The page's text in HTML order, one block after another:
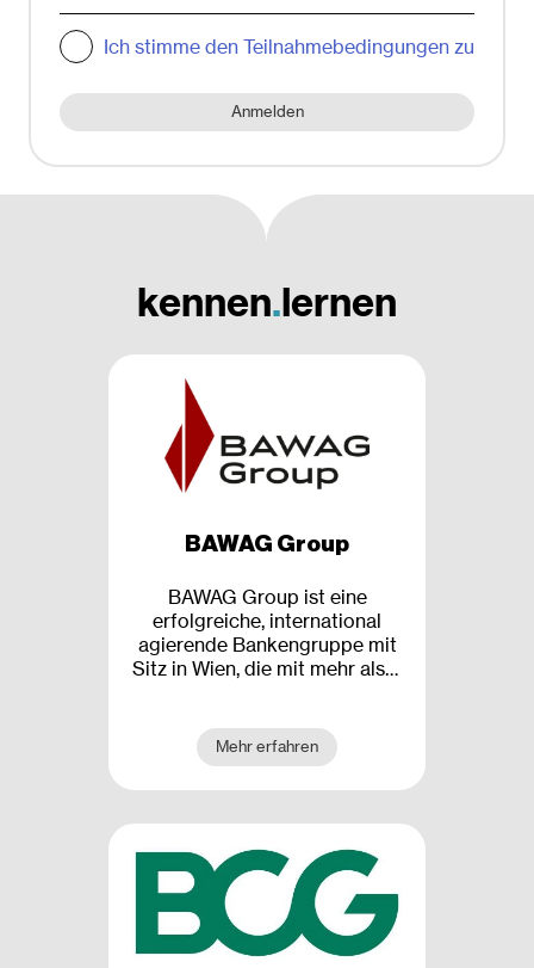
Ich stimme den Teilnahmebedingungen zu
Anmelden
kennen.lernen
BAWAG Group
BAWAG Group ist eine
erfolgreiche, international
agierende Bankengruppe mit
Sitz in Wien, die mit mehr als 4
dynamischer Arbeitgeber
fördern wir Talente und
treiben technologische
flexibles Arbeitsumfeld und
Chancengleichheit für unsere
Mitarbeiterinnen und
Mitarbeiter sind uns dabei
besonders wichtig.
Mehr erfahren